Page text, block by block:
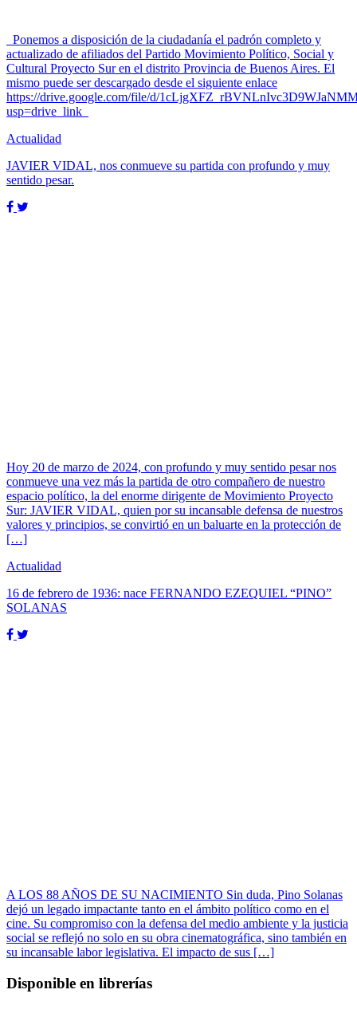
Ponemos a disposición de la ciudadanía el padrón completo y
actualizado de afiliados del Partido Movimiento Político, Social y
Cultural Proyecto Sur en el distrito Provincia de Buenos Aires. El
mismo puede ser descargado desde el siguiente enlace
https://drive.google.com/file/d/
usp=drive_link
Actualidad
JAVIER VIDAL, nos conmueve su partida con profundo y muy
sentido pesar.
Hoy 20 de marzo de 2024, con profundo y muy sentido pesar nos
conmueve una vez más la partida de otro compañero de nuestro
espacio político, la del enorme dirigente de Movimiento Proyecto
Sur: JAVIER VIDAL, quien por su incansable defensa de nuestros
valores y principios, se convirtió en un baluarte en la protección de
[…]
Actualidad
16 de febrero de 1936: nace FERNANDO EZEQUIEL “PINO”
SOLANAS
A LOS 88 AÑOS DE SU NACIMIENTO Sin duda, Pino Solanas
dejó un legado impactante tanto en el ámbito político como en el
cine. Su compromiso con la defensa del medio ambiente y la justicia
social se reflejó no solo en su obra cinematográfica, sino también en
su incansable labor legislativa. El impacto de sus […]
Disponible en librerías